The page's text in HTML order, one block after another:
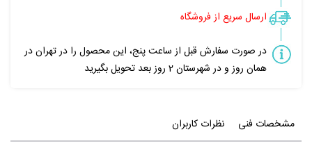
ارسال سریع از فروشگاه
در صورت سفارش قبل از ساعت پنج، این محصول را در تهران در
همان روز و در شهرستان 2 روز بعد تحویل بگیرید
مشخصات فنی نظرات کاربران